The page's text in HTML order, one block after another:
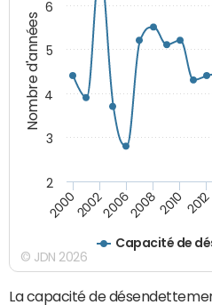
Nombre d'années
Capacité de
20002002200620082010 2012
2
3
4
5
6
© JDN 2026
La capacité de